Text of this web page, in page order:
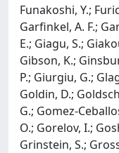
Funakoshi, Y.;
Garfinkel, A. F.;
E.; Giagu, S.;
Gibson, K.;
P.; Giurgiu, G.;
Goldin, D.;
G.; Gomez-
O.; Gorelov, I.;
Grinstein, S.;